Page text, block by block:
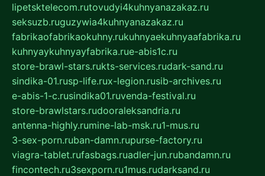
lipetsktelecom.rutovudyi4kuhnyanazakaz.ru
seksuzb.ruguzywia4kuhnyanazakaz.ru
fabrikaofabrikaokuhny.rukuhnyaekuhnyaafabrika.ru
kuhnyaykuhnyayfabrika.rue-abis1c.ru
store-brawl-stars.rukts-services.rudark-sand.ru
sindika-01.rusp-life.rux-legion.rusib-archives.ru
e-abis-1-c.rusindika01.ruvenda-festival.ru
store-brawlstars.rudooraleksandria.ru
antenna-highly.rumine-lab-msk.ru1-mus.ru
3-sex-porn.ruban-damn.rupurse-factory.ru
viagra-tablet.rufasbags.ruadler-jun.rubandamn.ru
fincontech.ru3sexporn.ru1mus.rudarksand.ru